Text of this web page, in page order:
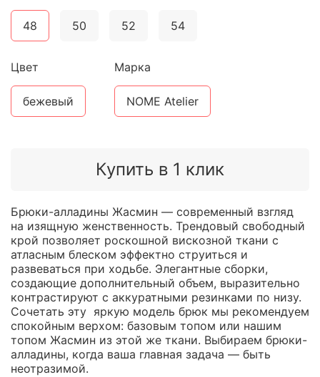
Купить в 1 клик
48 50 52 54
Цвет
бежевый
Марка
NOME Atelier
Брюки-алладины Жасмин — современный взгляд
на изящную женственность. Трендовый свободный
крой позволяет роскошной вискозной ткани с
атласным блеском эффектно струиться и
развеваться при ходьбе. Элегантные сборки,
создающие дополнительный объем, выразительно
контрастируют с аккуратными резинками по низу.
Сочетать эту яркую модель брюк мы рекомендуем
спокойным верхом: базовым топом или нашим
топом Жасмин из этой же ткани. Выбираем брюки-
алладины, когда ваша главная задача — быть
неотразимой.